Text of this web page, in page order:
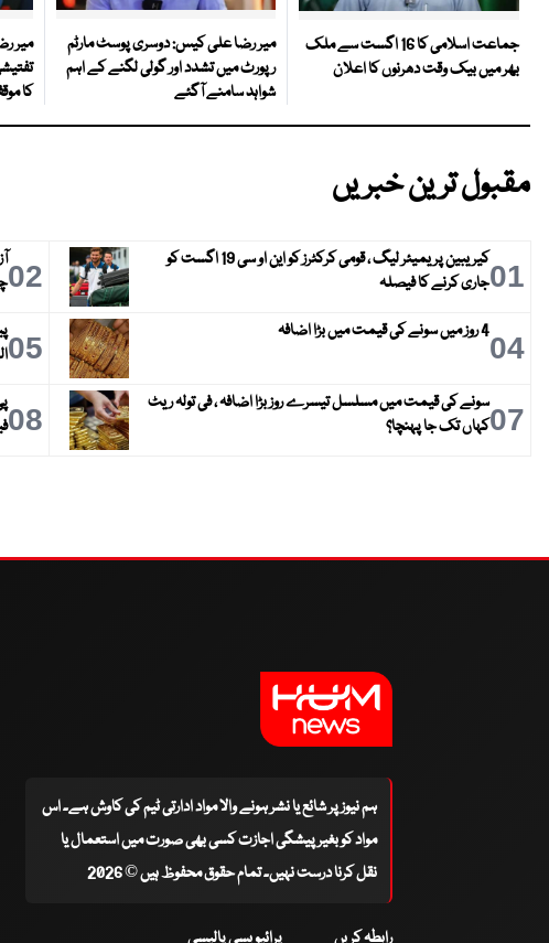
جماعت اسلامی کا 16 اگست سے ملک
بھر میں بیک وقت دھرنوں کا اعلان
میر رضا علی کیس: دوسری پوسٹ مارٹم
رپورٹ میں تشدد اور گولی لگنے کے اہم
شواہد سامنے آگئے
میر
کا
مقبول ترین خبریں
01
کیریبین پریمیئر لیگ ، قومی کرکٹرز کو این او سی 19 اگست کو
جاری کرنے کا فیصلہ
02
044 روز میں سونے کی قیمت میں بڑا اضافہ 05
07سونے کی قیمت میں مسلسل تیسرے روز بڑا اضافہ ، فی تولہ ریٹ
کہاں تک جا پہنچا؟
08
ہم نیوز پر شائع یا نشر ہونے والا مواد ادارتی ٹیم کی کاوش ہے۔ اس
مواد کو بغیر پیشگی اجازت کسی بھی صورت میں استعمال یا
نقل کرنا درست نہیں۔ تمام حقوق محفوظ ہیں © 2026